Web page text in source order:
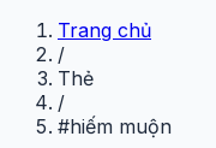
Trang chủ
/
Thẻ
/
#hiếm muộn